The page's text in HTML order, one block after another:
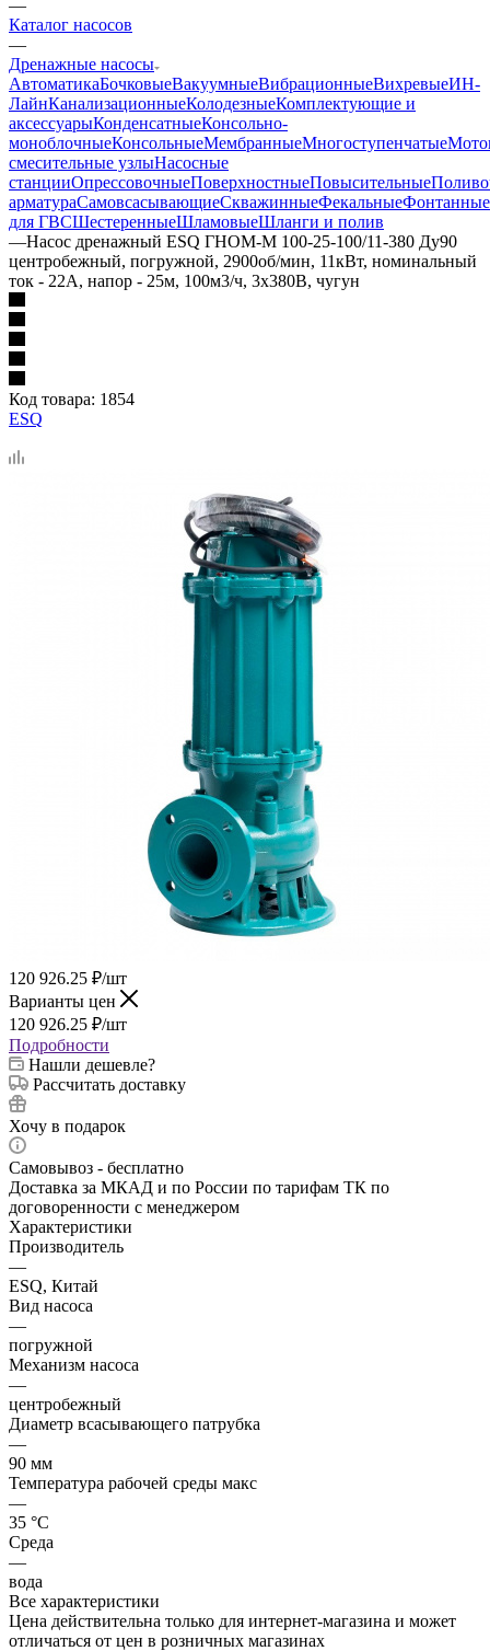
—
Каталог насосов
—
Дренажные насосы
АвтоматикаБочковыеВакуумныеВибрационныеВихревыеИН-
ЛайнКанализационныеКолодезныеКомплектующие и
аксессуарыКонденсатныеКонсольно-
моноблочныеКонсольныеМембранныеМногоступенчатые
смесительные узлыНасосные
станцииОпрессовочныеПоверхностныеПовысительные
арматураСамовсасывающиеСкважинныеФекальныеФонтанные
для ГВСШестеренныеШламовыеШланги и полив
—Насос дренажный ESQ ГНОМ-М 100-25-100/11-380 Ду90
центробежный, погружной, 2900об/мин, 11кВт, номинальный
ток - 22А, напор - 25м, 100м3/ч, 3х380В, чугун
Код товара: 1854
ESQ
120 926.25 ₽/шт
Варианты цен
120 926.25 ₽/шт
Подробности
Нашли дешевле?
Рассчитать доставку
Хочу в подарок
Самовывоз - бесплатно
Доставка за МКАД и по России по тарифам ТК по
договоренности с менеджером
Характеристики
Производитель
—
ESQ, Китай
Вид насоса
—
погружной
Механизм насоса
—
центробежный
Диаметр всасывающего патрубка
—
90 мм
Температура рабочей среды макс
—
35 °С
Среда
—
вода
Все характеристики
Цена действительна только для интернет-магазина и может
отличаться от цен в розничных магазинах